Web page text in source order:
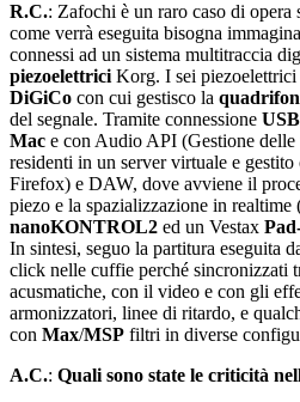
R.C.: Zafochi è un raro caso di opera
come verrà eseguita bisogna
connessi ad un sistema multitraccia
piezoelettrici Korg. I sei
DiGiCo con cui gestisco la
del segnale. Tramite connessione USB
Mac e con Audio API (Gestione delle
residenti in un server virtuale e
Firefox) e DAW, dove avviene il
piezo e la spazializzazione in
nanoKONTROL2 ed un Vestax
In sintesi, seguo la partitura eseguita
click nelle cuffie perché sincronizzati
acusmatiche, con il video e con gli
armonizzatori, linee di ritardo, e
con Max/MSP filtri in diverse
A.C.: Quali sono state le criticità